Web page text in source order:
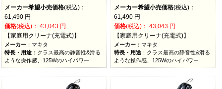
メーカー希望小売価格(税込)：
61,490 円
価格(税込)：43,043 円
【家庭用クリーナ(充電式)】
メーカー ：マキタ
特長・用途 ：クラス最高の静音性&滑る
ような操作感、125Wのハイパワー
メーカー希望小売価格(税込)：
61,490 円
価格(税込)：43,043 円
【家庭用クリーナ(充電式)】
メーカー ：マキタ
特長・用途 ：クラス最高の静音性&滑る
ような操作感、125Wのハイパワー